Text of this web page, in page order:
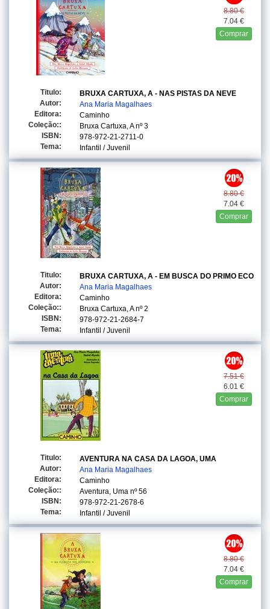
8.80 €
7.04 €
Comprar
Titulo:
BRUXA CARTUXA, A - NAS PISTAS DA NEVE
Autor:
Ana Maria Magalhaes
Editora:
Caminho
Coleção::
Bruxa Cartuxa, Anº 3
ISBN:
978-972-21-2711-0
Tema:
Infantil / Juvenil
8.80 €
7.04 €
Comprar
Titulo:
BRUXA CARTUXA, A - EM BUSCA DO PRIMO ECO
Autor:
Ana Maria Magalhaes
Editora:
Caminho
Coleção::
Bruxa Cartuxa, Anº 2
ISBN:
978-972-21-2684-7
Tema:
Infantil / Juvenil
7.51 €
6.01 €
Comprar
Titulo:
AVENTURA NA CASA DA LAGOA, UMA
Autor:
Ana Maria Magalhaes
Editora:
Caminho
Coleção::
Aventura, Uma nº 56
ISBN:
978-972-21-2678-6
Tema:
Infantil / Juvenil
8.80 €
7.04 €
Comprar